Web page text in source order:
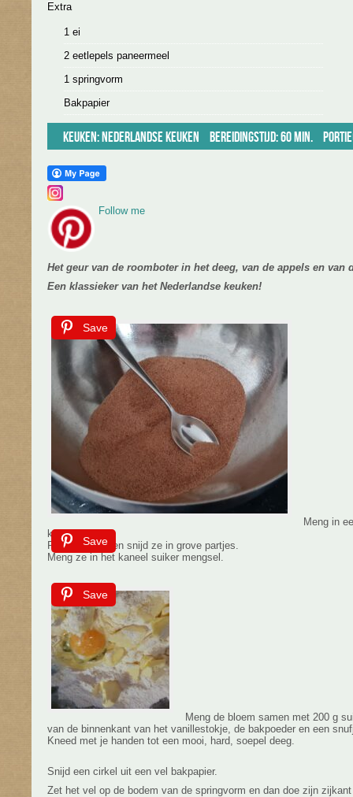
Extra
1 ei
2 eetlepels paneermeel
1 springvorm
Bakpapier
Keuken: Nederlandse keuken Bereidingstijd: 60 min.
Follow me
Het geur van de roomboter in het deeg, van de appels en van
Een klassieker van het Nederlandse keuken!
Save
Save
Meng in
kaneel.
Pel de appels en snijd ze in grove partjes.
Meng ze in het kaneel suiker mengsel.
Save
Meng de bloem samen met 200 g
van de binnenkant van het vanillestokje, de bakpoeder en een
Kneed met je handen tot een mooi, hard, soepel deeg.
Snijd een cirkel uit een vel bakpapier.
Zet het vel op de bodem van de springvorm en dan doe zijn